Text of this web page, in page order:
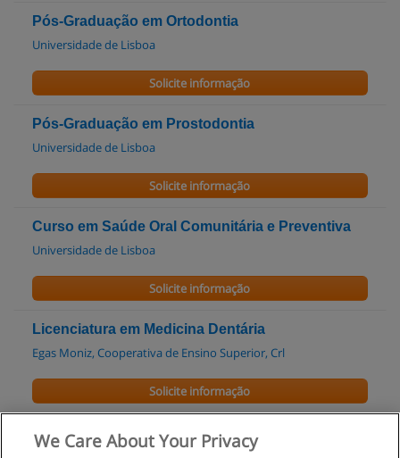
Pós-Graduação em Ortodontia
Universidade de Lisboa
Solicite informação
Pós-Graduação em Prostodontia
Universidade de Lisboa
Solicite informação
Curso em Saúde Oral Comunitária e Preventiva
Universidade de Lisboa
Solicite informação
Licenciatura em Medicina Dentária
Egas Moniz, Cooperativa de Ensino Superior, Crl
Solicite informação
Master of Science (Dental Sciences) - MSC
We Care About Your Privacy